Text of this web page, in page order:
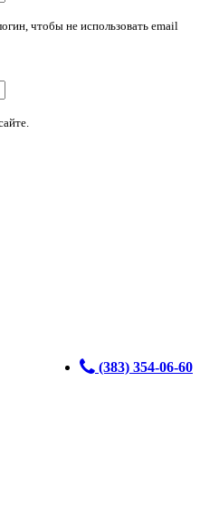
чтобы не использовать email
(383) 354-06-60